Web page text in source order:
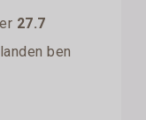
27.7
ben